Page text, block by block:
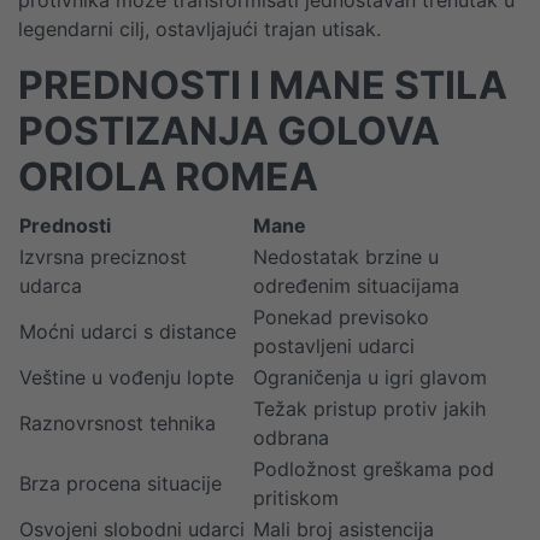
legendarni cilj, ostavljajući trajan utisak.
PREDNOSTI I MANE STILA
POSTIZANJA GOLOVA
ORIOLA ROMEA
Prednosti
Mane
Izvrsna preciznost
udarca
Nedostatak brzine u
određenim situacijama
Moćni udarci s distance
Ponekad previsoko
postavljeni udarci
Veštine u vođenju lopte
Ograničenja u igri glavom
Raznovrsnost tehnika
Težak pristup protiv jakih
odbrana
Brza procena situacije
Podložnost greškama pod
pritiskom
Osvojeni slobodni udarci Mali broj asistencija